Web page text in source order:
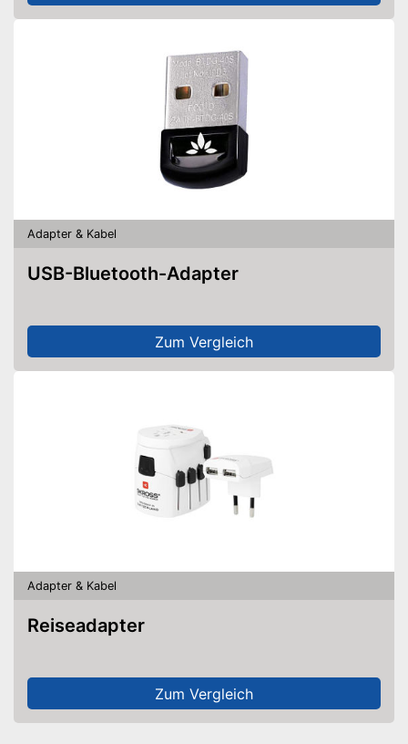
Adapter & Kabel
USB-Bluetooth-Adapter
Zum Vergleich
Adapter & Kabel
Reiseadapter
Zum Vergleich